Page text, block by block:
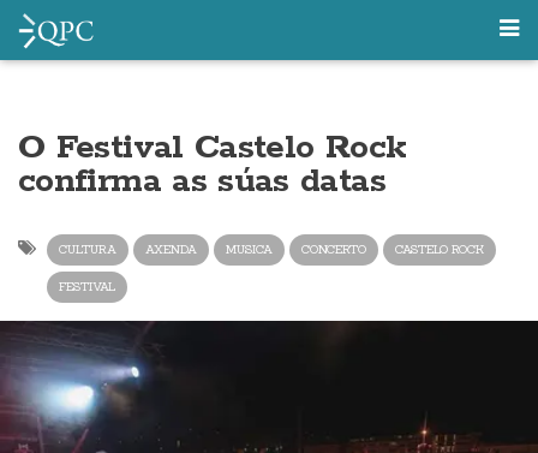
O Festival Castelo Rock
confirma as súas datas
CULTURA AXENDA MUSICA CONCERTO CASTELO ROCK
FESTIVAL